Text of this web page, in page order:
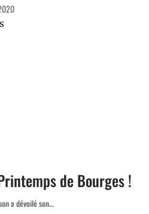
de Bourges !
a dévoilé son…